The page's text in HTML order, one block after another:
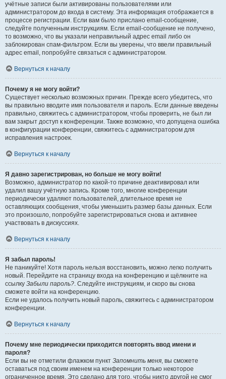
учётные записи были активированы пользователями или
администратором до входа в систему. Эта информация отображается в
процессе регистрации. Если вам было прислано email-сообщение,
следуйте полученным инструкциям. Если email-сообщение не получено,
то возможно, что вы указали неправильный адрес email либо он
заблокирован спам-фильтром. Если вы уверены, что ввели правильный
адрес email, попробуйте связаться с администратором.
Вернуться к началу
Почему я не могу войти?
Существует несколько возможных причин. Прежде всего убедитесь, что
вы правильно вводите имя пользователя и пароль. Если данные введены
правильно, свяжитесь с администратором, чтобы проверить, не был ли
вам закрыт доступ к конференции. Также возможно, что допущена ошибка
в конфигурации конференции, свяжитесь с администратором для
исправления настроек.
Вернуться к началу
Я давно зарегистрирован, но больше не могу войти!
Возможно, администратор по какой-то причине деактивировал или
удалил вашу учётную запись. Кроме того, многие конференции
периодически удаляют пользователей, длительное время не
оставляющих сообщения, чтобы уменьшить размер базы данных. Если
это произошло, попробуйте зарегистрироваться снова и активнее
участвовать в дискуссиях.
Вернуться к началу
Я забыл пароль!
Не паникуйте! Хотя пароль нельзя восстановить, можно легко получить
новый. Перейдите на страницу входа на конференцию и щёлкните на
ссылку Забыли пароль?. Следуйте инструкциям, и скоро вы снова
сможете войти на конференцию.
Если не удалось получить новый пароль, свяжитесь с администратором
конференции.
Вернуться к началу
Почему мне периодически приходится повторять ввод имени и
пароля?
Если вы не отметили флажком пункт Запомнить меня, вы сможете
оставаться под своим именем на конференции только некоторое
ограниченное время. Это сделано для того, чтобы никто другой не смог